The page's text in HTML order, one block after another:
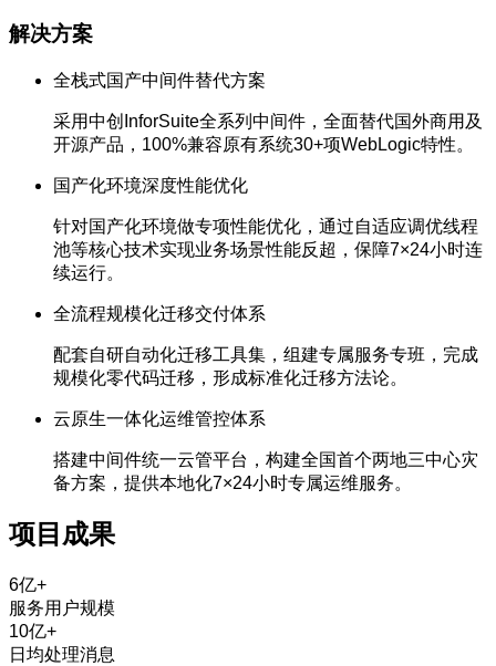
解决方案
全栈式国产中间件替代方案
采用中创InforSuite全系列中间件，全面替代国外商用及
开源产品，100%兼容原有系统30+项WebLogic特性。
国产化环境深度性能优化
针对国产化环境做专项性能优化，通过自适应调优线程
池等核心技术实现业务场景性能反超，保障7×24小时连
续运行。
全流程规模化迁移交付体系
配套自研自动化迁移工具集，组建专属服务专班，完成
规模化零代码迁移，形成标准化迁移方法论。
云原生一体化运维管控体系
搭建中间件统一云管平台，构建全国首个两地三中心灾
备方案，提供本地化7×24小时专属运维服务。
项目成果
6亿+
服务用户规模
10亿+
日均处理消息